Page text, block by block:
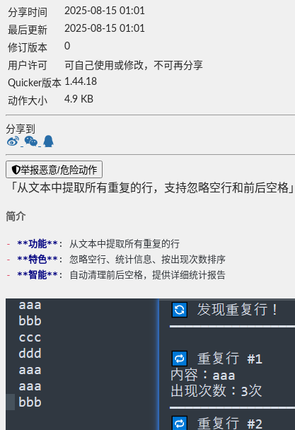
分享时间
2025-08-15 01:01
最后更新
2025-08-15 01:01
修订版本
0
用户许可
可自己使用或修改，不可再分享
Quicker版本 1.44.18
动作大小
4.9 KB
分享到
举报恶意/危险动作
「从文本中提取所有重复的行，支持忽略空行和前后空格」
简介
- **功能** : 从文本中提取所有重复的行
-
**特色** : 忽略空行、统计信息、按出现次数排序
-
**智能** : 自动清理前后空格，提供详细统计报告